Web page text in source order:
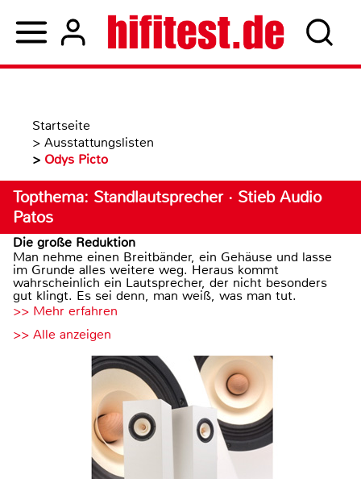
Startseite
> Ausstattungslisten
> Odys Picto
Topthema: Standlautsprecher · Stieb Audio
Patos
Die große Reduktion
Man nehme einen Breitbänder, ein Gehäuse und lasse
im Grunde alles weitere weg. Heraus kommt
wahrscheinlich ein Lautsprecher, der nicht besonders
gut klingt. Es sei denn, man weiß, was man tut.
>> Mehr erfahren
>> Alle anzeigen